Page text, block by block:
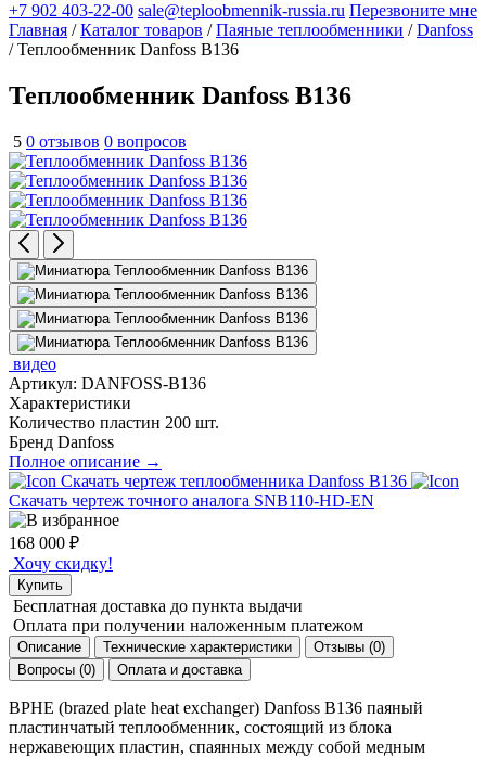
+7 902 403-22-00 sale@teploobmennik-russia.ru Перезвоните мне
Главная /Каталог товаров /Паяные теплообменники /Danfoss
/ Теплообменник Danfoss B136
Теплообменник Danfoss B136
5 0 отзывов 0 вопросов
видео
Артикул: DANFOSS-B136
Характеристики
Количество пластин 200 шт.
Бренд Danfoss
Полное описание →
Скачать чертеж теплообменника Danfoss B136
Скачать чертеж точного аналога SNB110-HD-EN
168 000 ₽
Хочу скидку!
Купить
Бесплатная доставка до пункта выдачи
Оплата при получении наложенным платежом
Описание Технические характеристики
Отзывы (0)
Вопросы (0)
Оплата и доставка
BPHE (brazed plate heat exchanger) Danfoss B136 паяный
пластинчатый теплообменник, состоящий из блока
нержавеющих пластин, спаянных между собой медным